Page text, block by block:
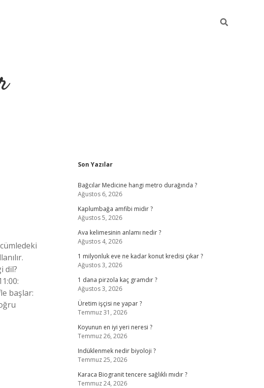
dil?
başlar:
Sidebar
Son Yazılar
Bağcılar Medicine hangi metro durağında ?
Ağustos 6, 2026
Kaplumbağa amfibi midir ?
Ağustos 5, 2026
Ava kelimesinin anlamı nedir ?
Ağustos 4, 2026
1 milyonluk eve ne kadar konut kredisi çıkar ?
Ağustos 3, 2026
1 dana pirzola kaç gramdır ?
Ağustos 3, 2026
Üretim işçisi ne yapar ?
Temmuz 31, 2026
Koyunun en iyi yeri neresi ?
Temmuz 26, 2026
Indüklenmek nedir biyoloji ?
Temmuz 25, 2026
Karaca Biogranit tencere sağlıklı mıdır ?
Temmuz 24, 2026